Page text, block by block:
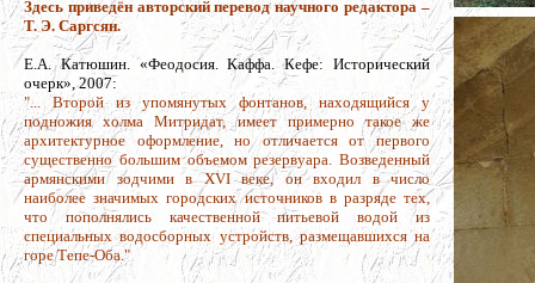
Здесь приведён авторский перевод научного редактора –
Т. Э. Саргсян.
Е.А. Катюшин. «Феодосия. Каффа. Кефе: Исторический
очерк», 2007:
"... Второй из упомянутых фонтанов, находящийся у
подножия холма Митридат, имеет примерно такое же
архитектурное оформление, но отличается от первого
существенно большим объемом резервуара. Возведенный
армянскими зодчими в XVI веке, он входил в число
наиболее значимых городских источников в разряде тех,
что пополнялись качественной питьевой водой из
специальных водосборных устройств, размещавшихся на
горе Тепе-Оба."